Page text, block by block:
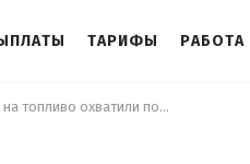
ТАРИФЫ РАБОТА
В России все "стабильно": ограничения на топливо охватили почти 20 регионов